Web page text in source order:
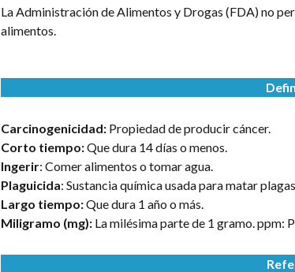
La Administración de Alimentos y Drogas (FDA) no
alimentos.
Carcinogenicidad:Propiedad de producir cáncer.
Corto tiempo:Que dura 14 días o menos.
Ingerir: Comer alimentos o tomar agua.
Plaguicida: Sustancia química usada para matar
Largo tiempo:Que dura 1 año o más.
Miligramo (mg):La milésima parte de 1 gramo. ppm: